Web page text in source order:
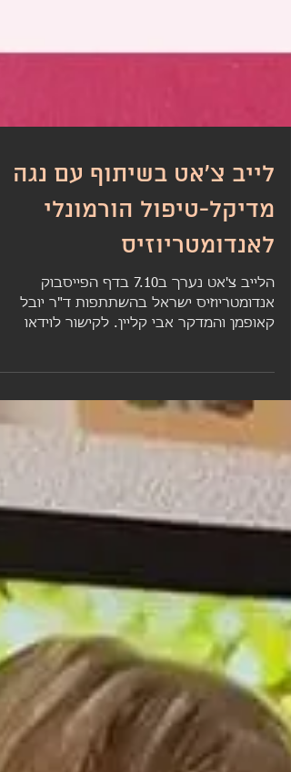
לייב צ'אט בשיתוף עם נגה
מדיקל-טיפול הורמונלי
לאנדומטריוזיס
אנדומטריוזיס ישראל בהשתתפות ד"ר יובל
המלא-כאן...